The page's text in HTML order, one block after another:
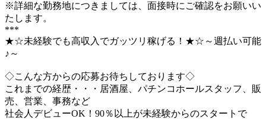
※詳細な勤務地につきましては、面接時にご確認をお願いい
たします。
***
★☆未経験でも高収入でガッツリ稼げる！★☆～週払い可能
♪～
◇こんな方からの応募お待ちしております◇
これまでの経歴・・・居酒屋、パチンコホールスタッフ、販
売、営業、事務など
社会人デビューOK！90％以上が未経験からのスタートで